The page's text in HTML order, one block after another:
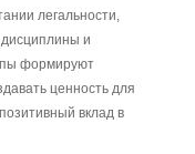
легальности,
дисциплины и
формируют
ценность для
вклад в